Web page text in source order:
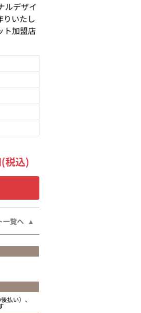
ルデザイ
りいたし
ト加盟店
税込)
一覧へ
払い）、